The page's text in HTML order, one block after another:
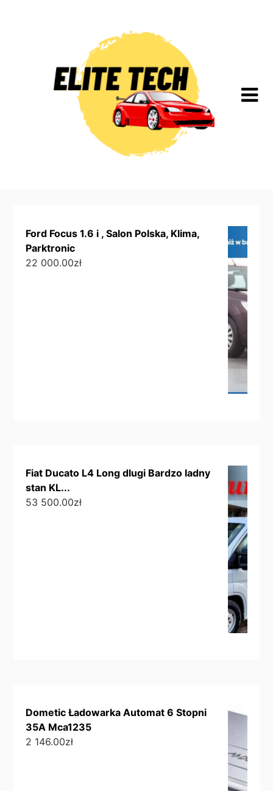
Ford Focus 1.6 i , Salon Polska, Klima,
Parktronic
22 000.00zł
Fiat Ducato L4 Long dlugi Bardzo ladny
stan KL...
53 500.00zł
Dometic Ładowarka Automat 6 Stopni
35A Mca1235
2 146.00zł